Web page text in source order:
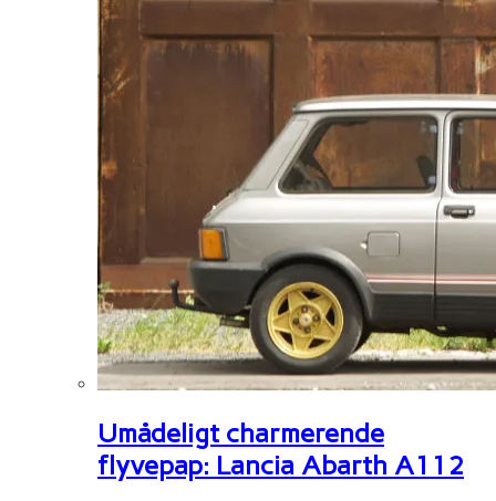
Umådeligt charmerende
flyvepap: Lancia Abarth A112